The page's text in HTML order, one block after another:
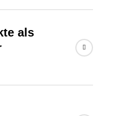
als